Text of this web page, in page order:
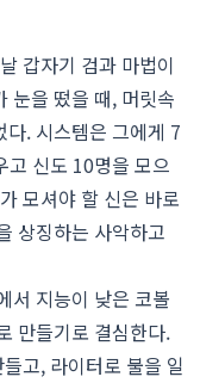
갑자기 검과 마법이
눈을 떴을 때, 머릿속
. 시스템은 그에게 7
고 신도 10명을 모으
모셔야 할 신은 바로
상징하는 사악하고
서 지능이 낮은 코볼
만들기로 결심한다.
고, 라이터로 불을 일